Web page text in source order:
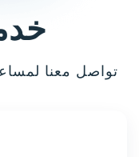
تواصل معنا